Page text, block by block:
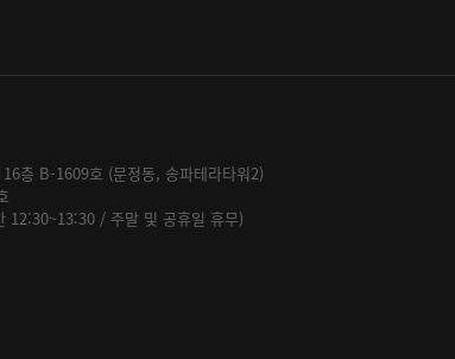
층 B-1609호 (문정동, 송파테라타워2)
/ 주말 및 공휴일 휴무)